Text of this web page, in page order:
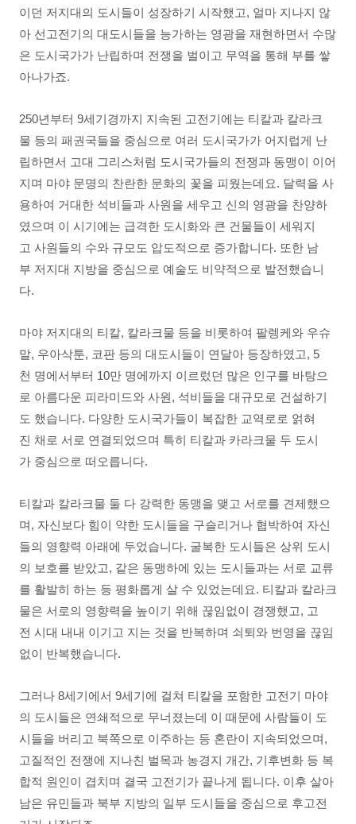
이던 저지대의 도시들이 성장하기 시작했고, 얼마 지나지 않
아 선고전기의 대도시들을 능가하는 영광을 재현하면서 수많
은 도시국가가 난립하며 전쟁을 벌이고 무역을 통해 부를 쌓
아나가죠.
250년부터 9세기경까지 지속된 고전기에는 티칼과 칼라크
물 등의 패권국들을 중심으로 여러 도시국가가 어지럽게 난
립하면서 고대 그리스처럼 도시국가들의 전쟁과 동맹이 이어
지며 마야 문명의 찬란한 문화의 꽃을 피웠는데요. 달력을 사
용하여 거대한 석비들과 사원을 세우고 신의 영광을 찬양하
였으며 이 시기에는 급격한 도시화와 큰 건물들이 세워지
고 사원들의 수와 규모도 압도적으로 증가합니다. 또한 남
부 저지대 지방을 중심으로 예술도 비약적으로 발전했습니
다.
마야 저지대의 티칼, 칼라크물 등을 비롯하여 팔렝케와 우슈
말, 우아삭툰, 코판 등의 대도시들이 연달아 등장하였고, 5
천 명에서부터 10만 명에까지 이르렀던 많은 인구를 바탕으
로 아름다운 피라미드와 사원, 석비들을 대규모로 건설하기
도 했습니다. 다양한 도시국가들이 복잡한 교역로로 얽혀
진 채로 서로 연결되었으며 특히 티칼과 카라크물 두 도시
가 중심으로 떠오릅니다.
티칼과 칼라크물 둘 다 강력한 동맹을 맺고 서로를 견제했으
며, 자신보다 힘이 약한 도시들을 구슬리거나 협박하여 자신
들의 영향력 아래에 두었습니다. 굴복한 도시들은 상위 도시
의 보호를 받았고, 같은 동맹하에 있는 도시들과는 서로 교류
를 활발히 하는 등 평화롭게 살 수 있었는데요. 티칼과 칼라크
물은 서로의 영향력을 높이기 위해 끊임없이 경쟁했고, 고
전 시대 내내 이기고 지는 것을 반복하며 쇠퇴와 번영을 끊임
없이 반복했습니다.
그러나 8세기에서 9세기에 걸쳐 티칼을 포함한 고전기 마야
의 도시들은 연쇄적으로 무너졌는데 이 때문에 사람들이 도
시들을 버리고 북쪽으로 이주하는 등 혼란이 지속되었으며,
고질적인 전쟁에 지나친 벌목과 농경지 개간, 기후변화 등 복
합적 원인이 겹치며 결국 고전기가 끝나게 됩니다. 이후 살아
남은 유민들과 북부 지방의 일부 도시들을 중심으로 후고전